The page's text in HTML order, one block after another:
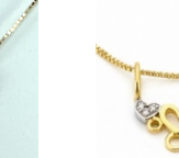
até 10x